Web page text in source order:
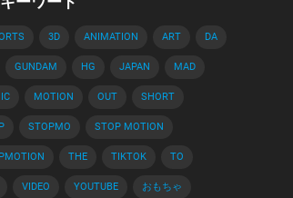
3D ANIMATION ART DA
GUNDAM HG JAPAN MAD
MOTION OUT SHORT
STOPMO STOP MOTION
THE TIKTOK TO
VIDEO YOUTUBE おもちゃ